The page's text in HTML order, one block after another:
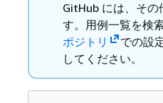
GitHub には、その
す。用例一覧を検索
ポジトリ
での設
してください。